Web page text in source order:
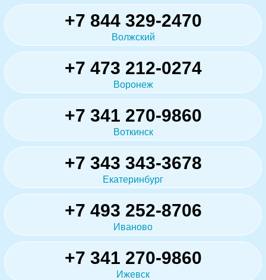
+7 844 329-2470
Волжский
+7 473 212-0274
Воронеж
+7 341 270-9860
Воткинск
+7 343 343-3678
Екатеринбург
+7 493 252-8706
Иваново
+7 341 270-9860
Ижевск